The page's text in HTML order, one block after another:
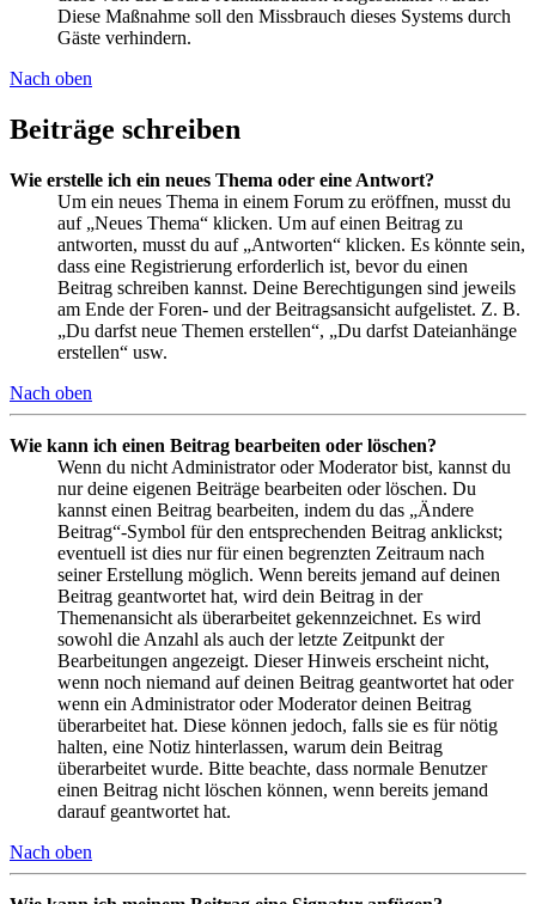
Diese Maßnahme soll den Missbrauch dieses Systems durch
Gäste verhindern.
Nach oben
Beiträge schreiben
Wie erstelle ich ein neues Thema oder eine Antwort?
Um ein neues Thema in einem Forum zu eröffnen, musst du
auf „Neues Thema“ klicken. Um auf einen Beitrag zu
antworten, musst du auf „Antworten“ klicken. Es könnte sein,
dass eine Registrierung erforderlich ist, bevor du einen
Beitrag schreiben kannst. Deine Berechtigungen sind jeweils
am Ende der Foren- und der Beitragsansicht aufgelistet. Z. B.
„Du darfst neue Themen erstellen“, „Du darfst Dateianhänge
erstellen“ usw.
Nach oben
Wie kann ich einen Beitrag bearbeiten oder löschen?
Wenn du nicht Administrator oder Moderator bist, kannst du
nur deine eigenen Beiträge bearbeiten oder löschen. Du
kannst einen Beitrag bearbeiten, indem du das „Ändere
Beitrag“-Symbol für den entsprechenden Beitrag anklickst;
eventuell ist dies nur für einen begrenzten Zeitraum nach
seiner Erstellung möglich. Wenn bereits jemand auf deinen
Beitrag geantwortet hat, wird dein Beitrag in der
Themenansicht als überarbeitet gekennzeichnet. Es wird
sowohl die Anzahl als auch der letzte Zeitpunkt der
Bearbeitungen angezeigt. Dieser Hinweis erscheint nicht,
wenn noch niemand auf deinen Beitrag geantwortet hat oder
wenn ein Administrator oder Moderator deinen Beitrag
überarbeitet hat. Diese können jedoch, falls sie es für nötig
halten, eine Notiz hinterlassen, warum dein Beitrag
überarbeitet wurde. Bitte beachte, dass normale Benutzer
einen Beitrag nicht löschen können, wenn bereits jemand
darauf geantwortet hat.
Nach oben